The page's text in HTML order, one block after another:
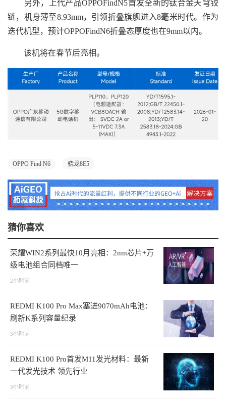
另外，上代产品OPPOFindN5首发全新的钛合金天穹铰
链，机身薄至8.93mm，引领折叠旗舰进入8毫米时代。作为
迭代机型，预计OPPOFindN6折叠态厚度也在9mm以内。
该机将在春节后亮相。
OPPO Find N6 骁龙8E5
猜你喜欢
荣耀WIN2系列最快10月亮相：2nm芯片+万
级电池组合同档唯一
2小时前
REDMI K100 Pro Max塞进9070mAh电池：
刷新K系列容量纪录
3小时前
REDMI K100 Pro首发M11发光材料：最新
一代发光技术 领先行业
3小时前